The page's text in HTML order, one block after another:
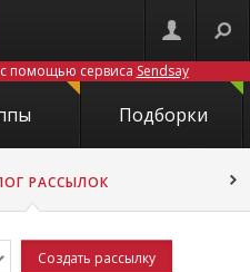
помощью сервиса Sendsay
Подборки
РАССЫЛОК
Создать рассылку